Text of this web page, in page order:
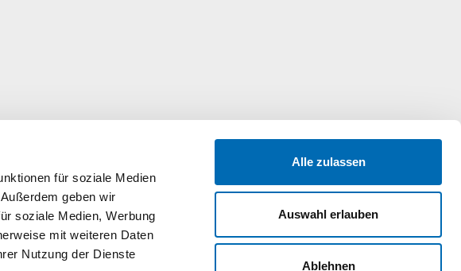
für soziale Medien
geben wir
soziale Medien, Werbung
mit weiteren Daten
Nutzung der Dienste
Alle zulassen
Auswahl erlauben
Ablehnen